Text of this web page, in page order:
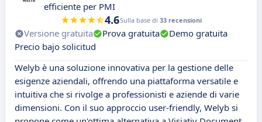
efficiente per PMI
4.6Sulla base di 33 recensioni
Versione gratuita Prova gratuita
Demo gratuita
Precio bajo solicitud
Welyb è una soluzione innovativa per la gestione delle
esigenze aziendali, offrendo una piattaforma versatile e
intuitiva che si rivolge a professionisti e aziende di varie
dimensioni. Con il suo approccio user-friendly, Welyb si